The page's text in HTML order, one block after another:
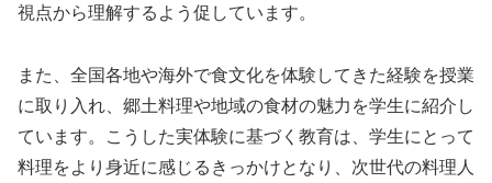
視点から理解するよう促しています。
また、全国各地や海外で食文化を体験してきた経験を授業
に取り入れ、郷土料理や地域の食材の魅力を学生に紹介し
ています。こうした実体験に基づく教育は、学生にとって
料理をより身近に感じるきっかけとなり、次世代の料理人